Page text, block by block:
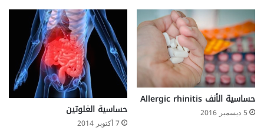
حساسية الأنف Allergic rhinitis
5 ديسمبر 2016 حساسية الغلوتين
7 أكتوبر 2014